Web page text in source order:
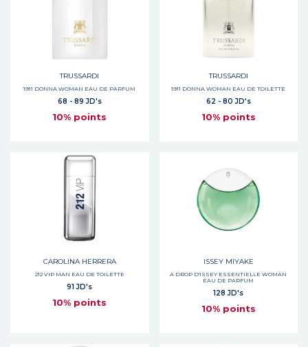
TRUSSARDI
1911 DONNA WOMAN EAU DE PARFUM
68 - 89 JD's
10% points
TRUSSARDI
1911 DONNA WOMAN EAU DE TOILETTE
62 - 80 JD's
10% points
CAROLINA HERRERA
212 VIP MAN EAU DE TOILETTE
91 JD's
10% points
ISSEY MIYAKE
A DROP D'ISSEY ESSENTIELLE WOMAN
EAU DE PARFUM
128 JD's
10% points